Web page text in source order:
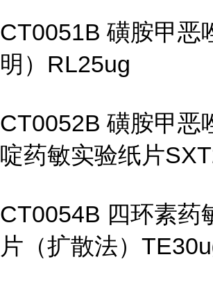
CT0051B 磺胺甲恶
明）RL25ug
CT0052B 磺胺甲恶
啶药敏实验纸片
CT0054B 四环素药
片（扩散法）